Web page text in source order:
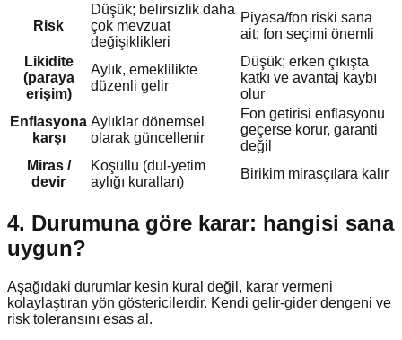
Risk
Düşük; belirsizlik daha
çok mevzuat
değişiklikleri
Piyasa/fon riski sana
ait; fon seçimi önemli
Likidite
(paraya
erişim)
Aylık, emeklilikte
düzenli gelir
Düşük; erken çıkışta
katkı ve avantaj kaybı
olur
Enflasyona
karşı
Aylıklar dönemsel
olarak güncellenir
Fon getirisi enflasyonu
geçerse korur, garanti
değil
Miras /
devir
Koşullu (dul-yetim
aylığı kuralları)
Birikim mirasçılara kalır
4. Durumuna göre karar: hangisi sana
uygun?
Aşağıdaki durumlar kesin kural değil, karar vermeni
kolaylaştıran yön göstericilerdir. Kendi gelir-gider dengeni ve
risk toleransını esas al.